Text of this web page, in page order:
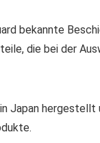
bekannte
die bei der
Japan